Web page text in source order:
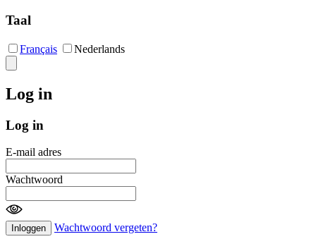
Taal
Français Nederlands
Log in
Log in
E-mail adres
Wachtwoord
Inloggen Wachtwoord vergeten?